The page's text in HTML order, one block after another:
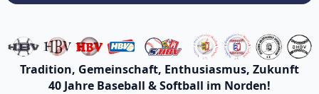
Tradition, Gemeinschaft, Enthusiasmus, Zukunft
40 Jahre Baseball & Softball im Norden!